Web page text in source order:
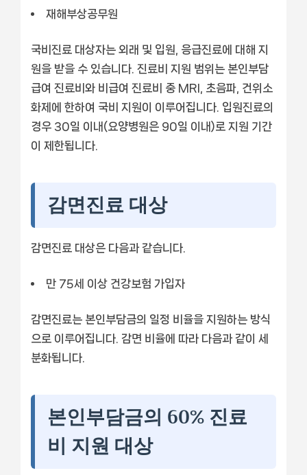
재해부상공무원
국비진료 대상자는 외래 및 입원, 응급진료에 대해 지
원을 받을 수 있습니다. 진료비 지원 범위는 본인부담
급여 진료비와 비급여 진료비 중 MRI, 초음파, 건위소
화제에 한하여 국비 지원이 이루어집니다. 입원진료의
경우 30일 이내(요양병원은 90일 이내)로 지원 기간
이 제한됩니다.
감면진료 대상
감면진료 대상은 다음과 같습니다.
만 75세 이상 건강보험 가입자
감면진료는 본인부담금의 일정 비율을 지원하는 방식
으로 이루어집니다. 감면 비율에 따라 다음과 같이 세
분화됩니다.
본인부담금의 60% 진료
비 지원 대상